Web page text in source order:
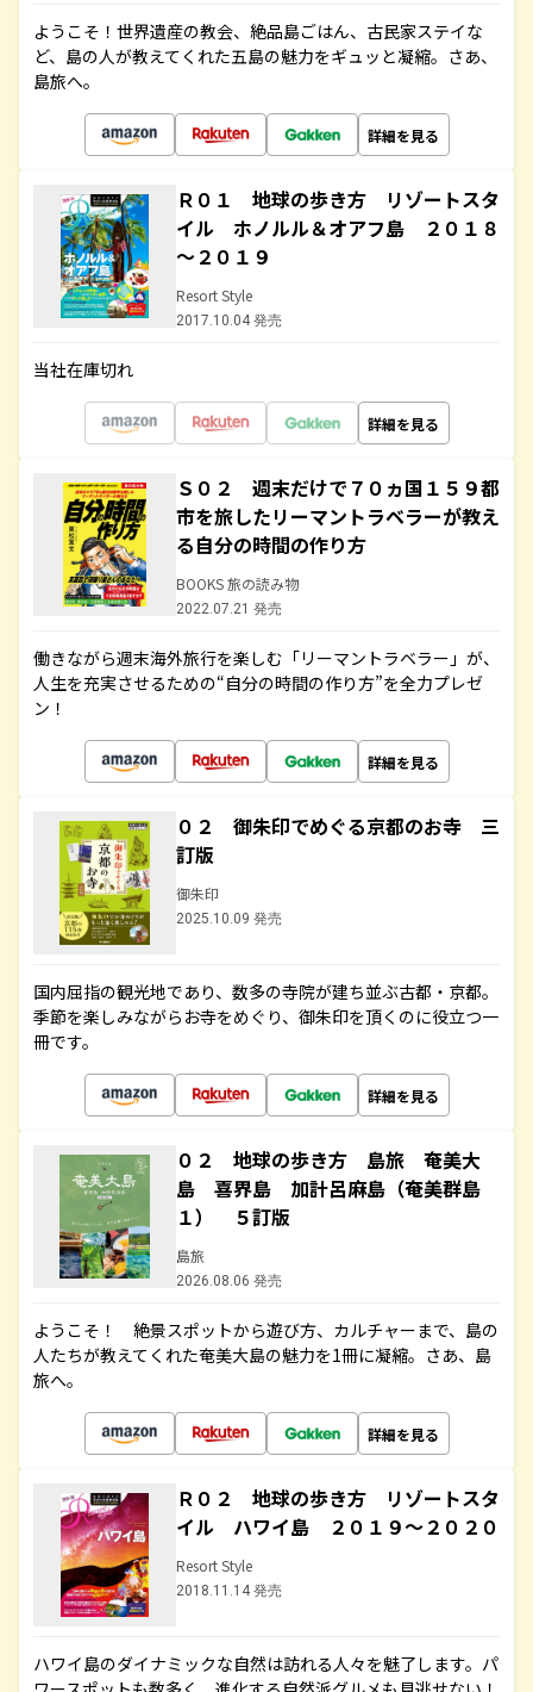
ようこそ！世界遺産の教会、絶品島ごはん、古民家ステイな
ど、島の人が教えてくれた五島の魅力をギュッと凝縮。さあ、
島旅へ。
詳細を見る
Ｒ０１ 地球の歩き方 リゾートスタ
イル ホノルル＆オアフ島 ２０１８
～２０１９
Resort Style
2017.10.04 発売
当社在庫切れ
詳細を見る
Ｓ０２ 週末だけで７０ヵ国１５９都
市を旅したリーマントラベラーが教え
る自分の時間の作り方
BOOKS 旅の読み物
2022.07.21 発売
働きながら週末海外旅行を楽しむ「リーマントラベラー」が、
人生を充実させるための“自分の時間の作り方”を全力プレゼ
ン！
詳細を見る
０２ 御朱印でめぐる京都のお寺 三
訂版
御朱印
2025.10.09 発売
国内屈指の観光地であり、数多の寺院が建ち並ぶ古都・京都。
季節を楽しみながらお寺をめぐり、御朱印を頂くのに役立つ一
冊です。
詳細を見る
０２ 地球の歩き方 島旅 奄美大
島 喜界島 加計呂麻島（奄美群島
１） ５訂版
島旅
2026.08.06 発売
ようこそ！ 絶景スポットから遊び方、カルチャーまで、島の
人たちが教えてくれた奄美大島の魅力を1冊に凝縮。さあ、島
旅へ。
詳細を見る
Ｒ０２ 地球の歩き方 リゾートスタ
イル ハワイ島 ２０１９～２０２０
Resort Style
2018.11.14 発売
ハワイ島のダイナミックな自然は訪れる人々を魅了します。パ